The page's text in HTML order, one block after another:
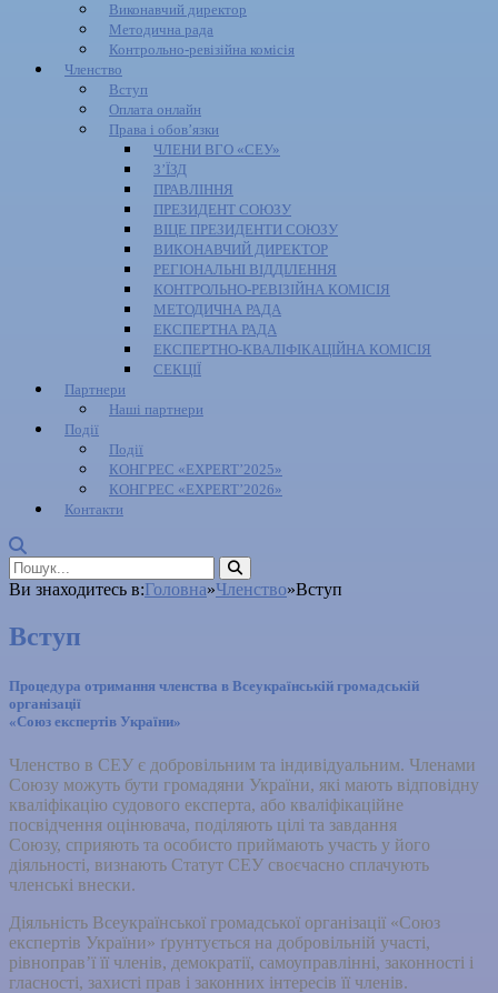
Виконавчий директор
Методична рада
Контрольно-ревізійна комісія
Членство
Вступ
Оплата онлайн
Права і обов’язки
ЧЛЕНИ ВГО «СЕУ»
З’ЇЗД
ПРАВЛІННЯ
ПРЕЗИДЕНТ СОЮЗУ
ВІЦЕ ПРЕЗИДЕНТИ СОЮЗУ
ВИКОНАВЧИЙ ДИРЕКТОР
РЕГІОНАЛЬНІ ВІДДІЛЕННЯ
КОНТРОЛЬНО-РЕВІЗІЙНА КОМІСІЯ
МЕТОДИЧНА РАДА
ЕКСПЕРТНА РАДА
ЕКСПЕРТНО-КВАЛІФІКАЦІЙНА КОМІСІЯ
СЕКЦІЇ
Партнери
Наші партнери
Події
Події
КОНГРЕС «EXPERT’2025»
КОНГРЕС «EXPERT’2026»
Контакти
Ви знаходитесь в:Головна»Членство»Вступ
Вступ
Процедура отримання членства в Всеукраїнській громадській
організації
«Союз експертів України»
Членство в СЕУ є добровільним та індивідуальним. Членами
Союзу можуть бути громадяни України, які мають відповідну
кваліфікацію судового експерта, або кваліфікаційне
посвідчення оцінювача, поділяють цілі та завдання
Союзу, сприяють та особисто приймають участь у його
діяльності, визнають Статут СЕУ своєчасно сплачують
членські внески.
Діяльність Всеукраїнської громадської організації «Союз
експертів України» ґрунтується на добровільній участі,
рівноправ’ї її членів, демократії, самоуправлінні, законності і
гласності, захисті прав і законних інтересів її членів.